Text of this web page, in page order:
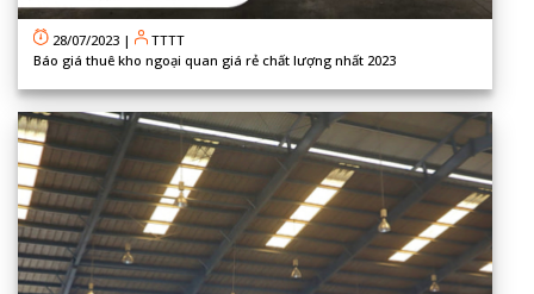
28/07/2023 |
TTTT
Báo giá thuê kho ngoại quan giá rẻ chất lượng nhất 2023